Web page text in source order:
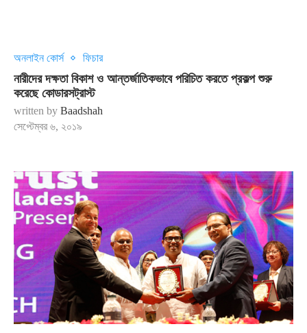
অনলাইন কোর্স ফিচার
নারীদের দক্ষতা বিকাশ ও আন্তর্জাতিকভাবে পরিচিত করতে প্রকল্প শুরু
করেছে কোডারসট্রাস্ট
written by Baadshah
সেপ্টেম্বর ৬, ২০১৯